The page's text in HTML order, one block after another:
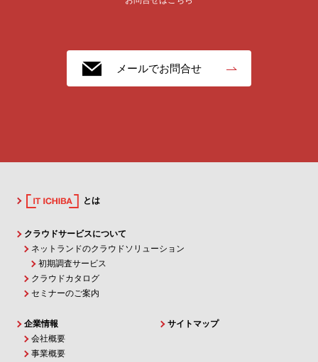
メールでお問合せ
とは
クラウドサービスについて
ネットランドのクラウドソリューション
初期調査サービス
クラウドカタログ
セミナーのご案内
企業情報
会社概要
事業概要
サイトマップ